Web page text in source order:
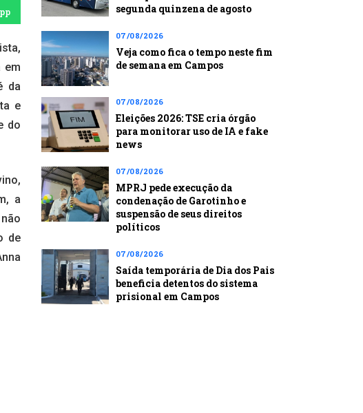
em
da
e
do
a
de
segunda quinzena de agosto
07/08/2026
Veja como fica o tempo neste fim
de semana em Campos
07/08/2026
Eleições 2026: TSE cria órgão
para monitorar uso de IA e fake
news
07/08/2026
MPRJ pede execução da
condenação de Garotinho e
suspensão de seus direitos
políticos
07/08/2026
Saída temporária de Dia dos Pais
beneficia detentos do sistema
prisional em Campos